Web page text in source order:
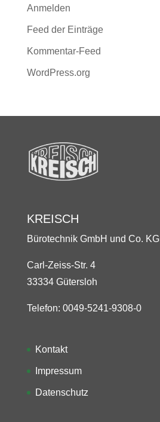
Anmelden
Feed der Einträge
Kommentar-Feed
WordPress.org
KREISCH
Bürotechnik GmbH und Co. KG
Carl-Zeiss-Str. 4
33334 Gütersloh
Telefon: 0049-5241-9308-0
Kontakt
Impressum
Datenschutz